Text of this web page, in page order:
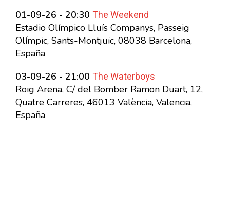
01-09-26 - 20:30 The Weekend
Estadio Olímpico Lluís Companys, Passeig
Olímpic, Sants-Montjuïc, 08038 Barcelona,
España
03-09-26 - 21:00 The Waterboys
Roig Arena, C/ del Bomber Ramon Duart, 12,
Quatre Carreres, 46013 València, Valencia,
España